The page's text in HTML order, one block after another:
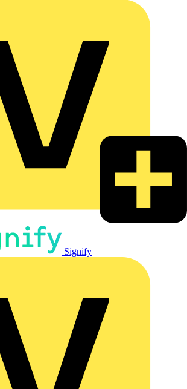
Signify